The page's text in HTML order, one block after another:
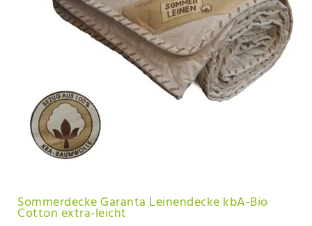
Sommerdecke Garanta Leinendecke kbA-Bio
Cotton extra-leicht